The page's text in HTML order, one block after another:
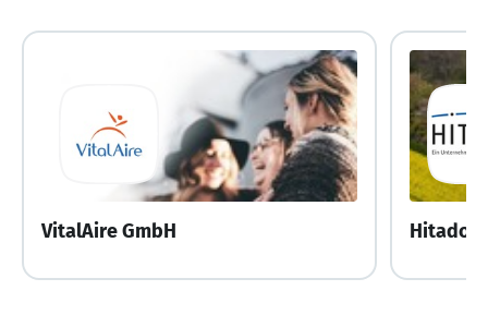
VitalAire GmbH Hitado